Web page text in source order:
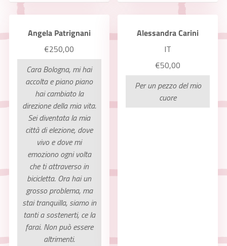
Angela Patrignani
€250,00
Cara Bologna, mi hai
accolta e piano piano
hai cambiato la
direzione della mia vita.
Sei diventata la mia
città di elezione, dove
vivo e dove mi
emoziono ogni volta
che ti attraverso in
bicicletta. Ora hai un
grosso problema, ma
stai tranquilla, siamo in
tanti a sostenerti, ce la
farai. Non può essere
altrimenti.
Alessandra Carini
IT
€50,00
Per un pezzo del mio
cuore